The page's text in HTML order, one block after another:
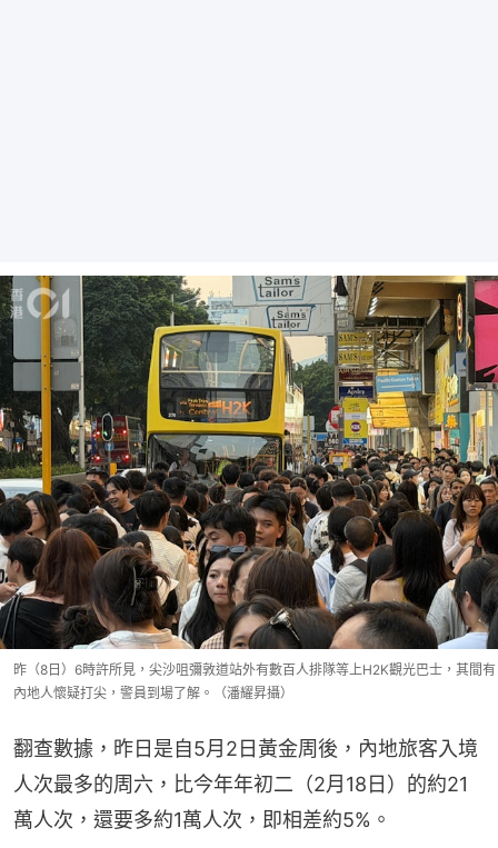
昨（8日）6時許所見，尖沙咀彌敦道站外有數百人排隊等上H2K觀光巴士，其間有
內地人懷疑打尖，警員到場了解。（潘耀昇攝）
翻查數據，昨日是自5月2日黃金周後，內地旅客入境
人次最多的周六，比今年年初二（2月18日）的約21
萬人次，還要多約1萬人次，即相差約5%。